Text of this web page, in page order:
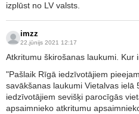
izplūst no LV valsts.
imzz
22.jūnijs 2021 12:17
Atkritumu škirošanas laukumi. Kur
"Pašlaik Rīgā iedzīvotājiem
savākšanas laukumi Vietalvas ielā
iedzīvotājiem sevišķi parocīgās
apsaimnieko atkritumu